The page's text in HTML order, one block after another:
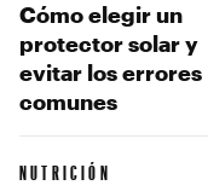
Cómo elegir un
protector solar y
evitar los errores
comunes
NUTRICIÓN